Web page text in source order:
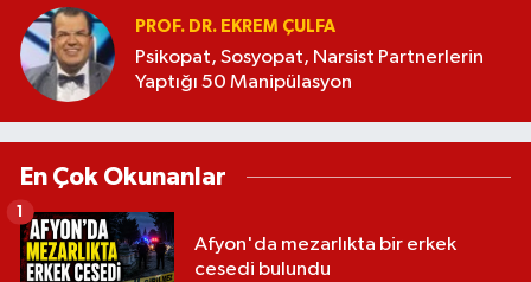
PROF. DR. EKREM ÇULFA
Psikopat, Sosyopat, Narsist Partnerlerin
Yaptığı 50 Manipülasyon
En Çok Okunanlar
Afyon'da mezarlıkta bir erkek
cesedi bulundu
1